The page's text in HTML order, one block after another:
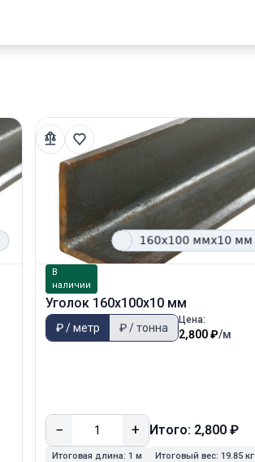
В
наличии
Уголок 160х100х10 мм
₽ / метр ₽ / тонна
Цена:
2,800 ₽/м
− + Итого: 2,800 ₽
Итоговая длина:1 м Итоговый вес:19.85 кг